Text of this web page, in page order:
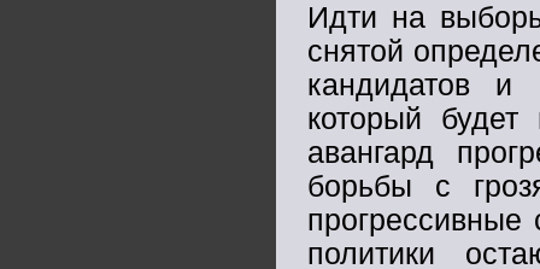
Идти на
снятой
кандидатов
который будет
авангард
борьбы с
политики